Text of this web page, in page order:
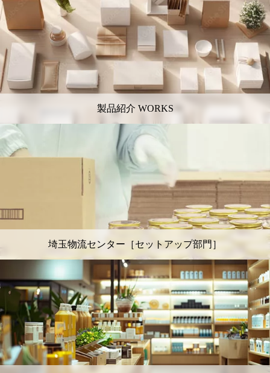
製品紹介 WORKS
埼玉物流センター［セットアップ部門］